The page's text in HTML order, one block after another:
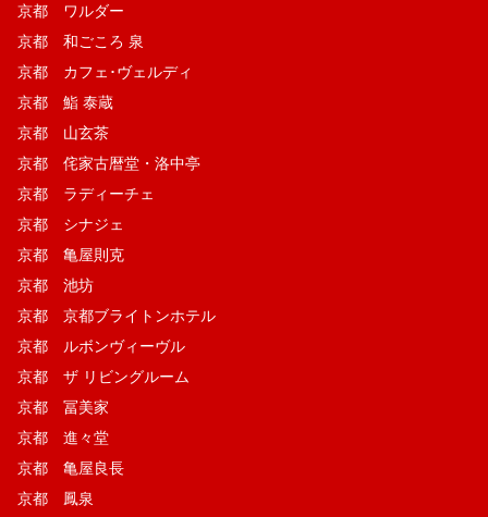
京都 ワルダー
京都 和ごころ 泉
京都 カフェ･ヴェルディ
京都 鮨 泰蔵
京都 山玄茶
京都 侘家古暦堂・洛中亭
京都 ラディーチェ
京都 シナジェ
京都 亀屋則克
京都 池坊
京都 京都ブライトンホテル
京都 ルボンヴィーヴル
京都 ザ リビングルーム
京都 冨美家
京都 進々堂
京都 亀屋良長
京都 鳳泉